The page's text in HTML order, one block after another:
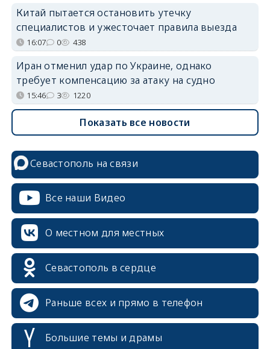
Китай пытается остановить утечку
специалистов и ужесточает правила выезда
16:07 0 438
Иран отменил удар по Украине, однако
требует компенсацию за атаку на судно
15:46 3 1220
Показать все новости
Севастополь на связи
Все наши Видео
О местном для местных
Севастополь в сердце
Раньше всех и прямо в телефон
Большие темы и драмы